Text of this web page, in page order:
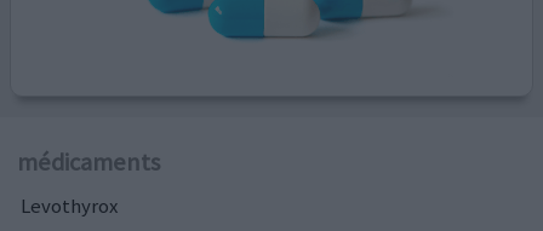
médicaments
Levothyrox